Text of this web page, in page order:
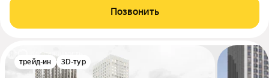
Позвонить
трейд-ин 3D-тур